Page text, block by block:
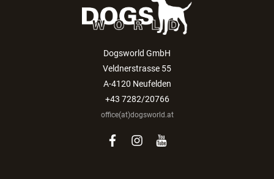
Dogsworld GmbH
Veldnerstrasse 55
A-4120 Neufelden
+43 7282/20766
office(at)dogsworld.at
facebook
instagram
youtube